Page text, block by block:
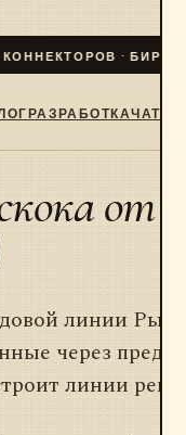
· БИРЖИ
РАЗРАБОТКАЧАТ
от
линии
через
линии